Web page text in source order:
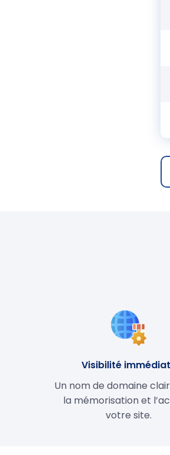
Visibilité
Un nom de domaine
la mémorisation et
votre site.